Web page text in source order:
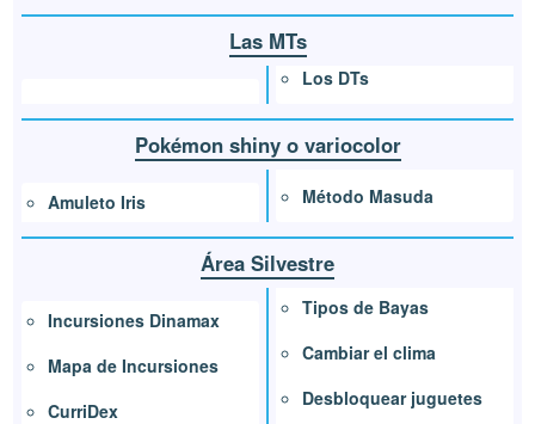
Las MTs
Los DTs
Pokémon shiny o variocolor
Amuleto Iris Método Masuda
Área Silvestre
Incursiones Dinamax
Mapa de Incursiones
CurriDex
Tipos de Bayas
Cambiar el clima
Desbloquear juguetes